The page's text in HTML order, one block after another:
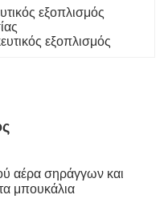
εξοπλισμός
εξοπλισμός
αέρα σηράγγων και
μπουκάλια